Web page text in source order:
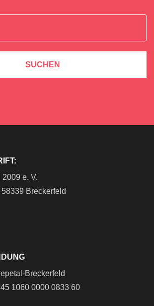
e. V.
Breckerfeld
Breckerfeld
1060 0000 0833 60